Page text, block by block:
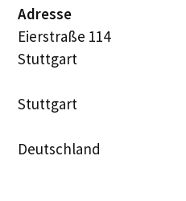
Adresse
Eierstraße 114
Stuttgart
Stuttgart
Deutschland